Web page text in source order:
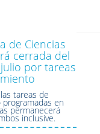
de Ciencias
cerrada del
por tareas
tareas de
en
permanecerá
inclusive.